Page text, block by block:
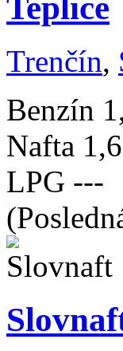
Teplice
Trenčín,
Benzín
Nafta
LPG ---